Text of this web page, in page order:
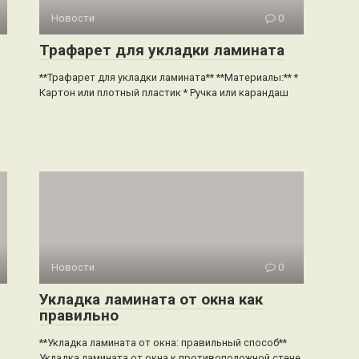
Новости 0
Трафарет для укладки ламината
**Трафарет для укладки ламината** **Материалы:** *
Картон или плотный пластик * Ручка или карандаш
Новости 0
Укладка ламината от окна как
правильно
**Укладка ламината от окна: правильный способ**